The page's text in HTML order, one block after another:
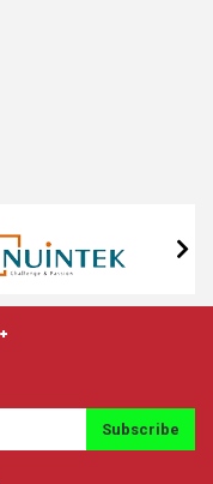
Subscribe